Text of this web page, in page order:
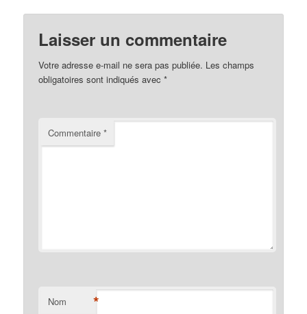
Laisser un commentaire
Votre adresse e-mail ne sera pas publiée. Les champs
obligatoires sont indiqués avec*
Commentaire*
Nom *